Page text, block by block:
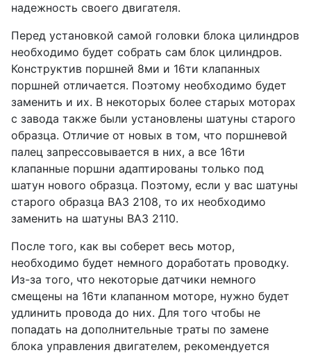
надежность своего двигателя.
Перед установкой самой головки блока цилиндров
необходимо будет собрать сам блок цилиндров.
Конструктив поршней 8ми и 16ти клапанных
поршней отличается. Поэтому необходимо будет
заменить и их. В некоторых более старых моторах
с завода также были установлены шатуны старого
образца. Отличие от новых в том, что поршневой
палец запрессовывается в них, а все 16ти
клапанные поршни адаптированы только под
шатун нового образца. Поэтому, если у вас шатуны
старого образца ВАЗ 2108, то их необходимо
заменить на шатуны ВАЗ 2110.
После того, как вы соберет весь мотор,
необходимо будет немного доработать проводку.
Из-за того, что некоторые датчики немного
смещены на 16ти клапанном моторе, нужно будет
удлинить провода до них. Для того чтобы не
попадать на дополнительные траты по замене
блока управления двигателем, рекомендуется